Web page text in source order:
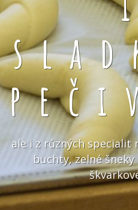
ale i z různých
buchty, zelné